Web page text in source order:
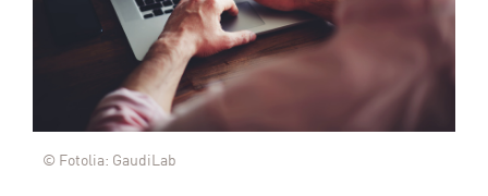
© Fotolia: GaudiLab